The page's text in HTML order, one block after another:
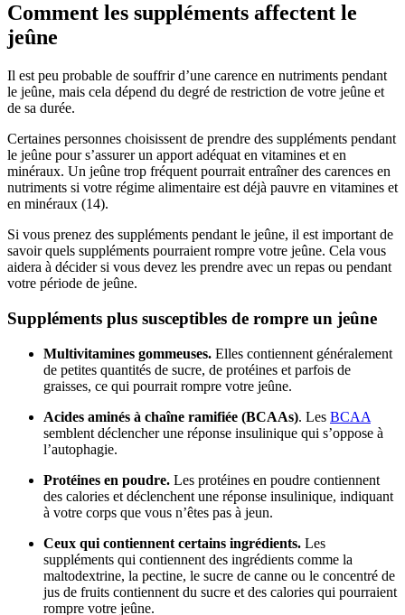
Comment les suppléments affectent le
jeûne
Il est peu probable de souffrir d’une carence en nutriments pendant
le jeûne, mais cela dépend du degré de restriction de votre jeûne et
de sa durée.
Certaines personnes choisissent de prendre des suppléments pendant
le jeûne pour s’assurer un apport adéquat en vitamines et en
minéraux. Un jeûne trop fréquent pourrait entraîner des carences en
nutriments si votre régime alimentaire est déjà pauvre en vitamines et
en minéraux (14).
Si vous prenez des suppléments pendant le jeûne, il est important de
savoir quels suppléments pourraient rompre votre jeûne. Cela vous
aidera à décider si vous devez les prendre avec un repas ou pendant
votre période de jeûne.
Suppléments plus susceptibles de rompre un jeûne
Multivitamines gommeuses. Elles contiennent généralement
de petites quantités de sucre, de protéines et parfois de
graisses, ce qui pourrait rompre votre jeûne.
Acides aminés à chaîne ramifiée (BCAAs). Les BCAA
semblent déclencher une réponse insulinique qui s’oppose à
l’autophagie.
Protéines en poudre. Les protéines en poudre contiennent
des calories et déclenchent une réponse insulinique, indiquant
à votre corps que vous n’êtes pas à jeun.
Ceux qui contiennent certains ingrédients. Les
suppléments qui contiennent des ingrédients comme la
maltodextrine, la pectine, le sucre de canne ou le concentré de
jus de fruits contiennent du sucre et des calories qui pourraient
rompre votre jeûne.